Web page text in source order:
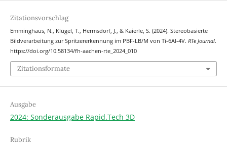
Zitationsvorschlag
Emminghaus, N., Klügel, T., Hermsdorf, J., & Kaierle, S. (2024). Stereobasierte
Bildverarbeitung zur Spritzererkennung im PBF-LB/M von Ti-6Al-4V. RTe Journal.
https://doi.org/10.58134/fh-aachen-rte_2024_010
Zitationsformate
Ausgabe
2024: Sonderausgabe Rapid.Tech 3D
Rubrik